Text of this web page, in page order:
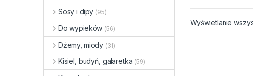
Wyświetlanie
Sosy i dipy (95)
Do wypieków (56)
Dżemy, miody (31)
Kisiel, budyń, galaretka (59)